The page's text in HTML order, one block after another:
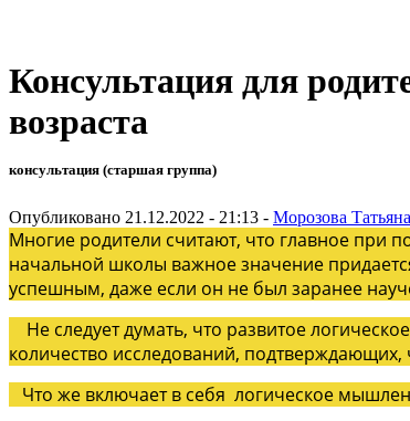
Консультация для
возраста
консультация (старшая группа)
Опубликовано 21.12.2022 - 21:13 - Морозова
Многие родители считают, что главное при
начальной школы важное значение
успешным, даже если он не был заранее
Не следует думать, что развитое
количество исследований,
Что же включает в себя логическое